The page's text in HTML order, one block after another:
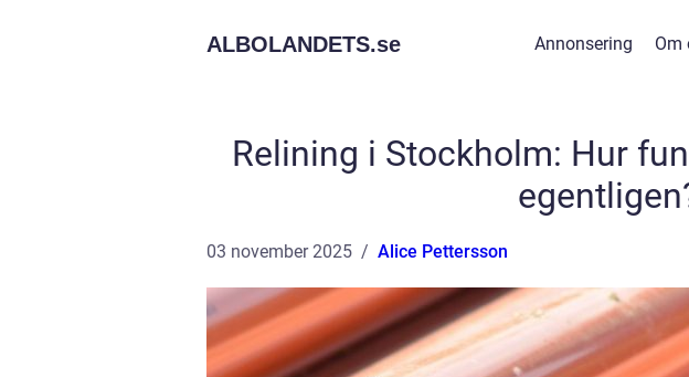
ALBOLANDETS.se Annonsering Om
Relining i Stockholm: Hur
03 november 2025 Alice Pettersson